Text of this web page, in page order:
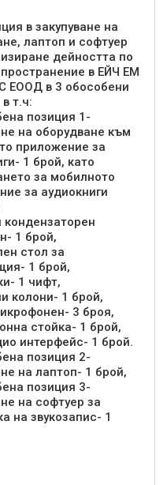
в закупуване на
лаптоп и софтуер
дейността по
в ЕЙЧ ЕМ
ЕООД в 3 обособени
т.ч:
позиция 1-
на оборудване към
приложение за
1 брой, като
за мобилното
за аудиокниги
кондензаторен
1 брой,
стол за
1 брой,
1 чифт,
колони- 1 брой,
3 броя,
стойка- 1 брой,
интерфейс- 1 брой.
позиция 2-
на лаптоп- 1 брой,
позиция 3-
на софтуер за
на звукозапис- 1